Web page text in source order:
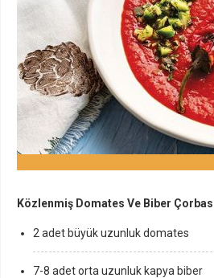
Közlenmiş Domates Ve Biber
2 adet büyük uzunluk domates
7-8 adet orta uzunluk kapya biber